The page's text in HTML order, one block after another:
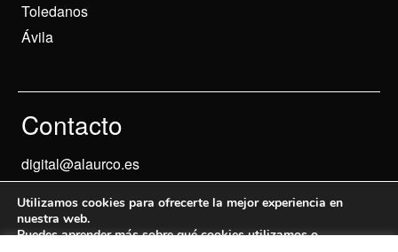
Toledanos
Ávila
Contacto
digital@alaurco.es
Utilizamos cookies para ofrecerte la mejor experiencia en
nuestra web.
Puedes aprender más sobre qué cookies utilizamos o